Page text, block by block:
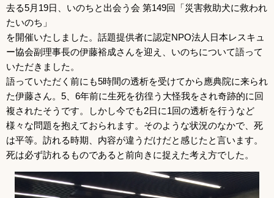
去る5月19日、いのちと出会う会 第149回「災害救助犬に救われ
たいのち」
を開催いたしました。話題提供者に認定NPO法人日本レスキュ
ー協会副理事長の伊藤裕成さんを迎え、いのちについて語って
いただきました。
語っていただく前にも5時間の透析を受けてから應典院に来られ
た伊藤さん。5、6年前に生死を彷徨う大怪我をされ奇跡的に回
複されたそうです。しかし今でも2日に1回の透析を行うなど
様々な問題を抱えておられます。そのような状況のなかで、死
は平等。訪れる時期、内容が違うだけだと感じたと言います。
死は必ず訪れるものであると前向きに捉えた考え方でした。